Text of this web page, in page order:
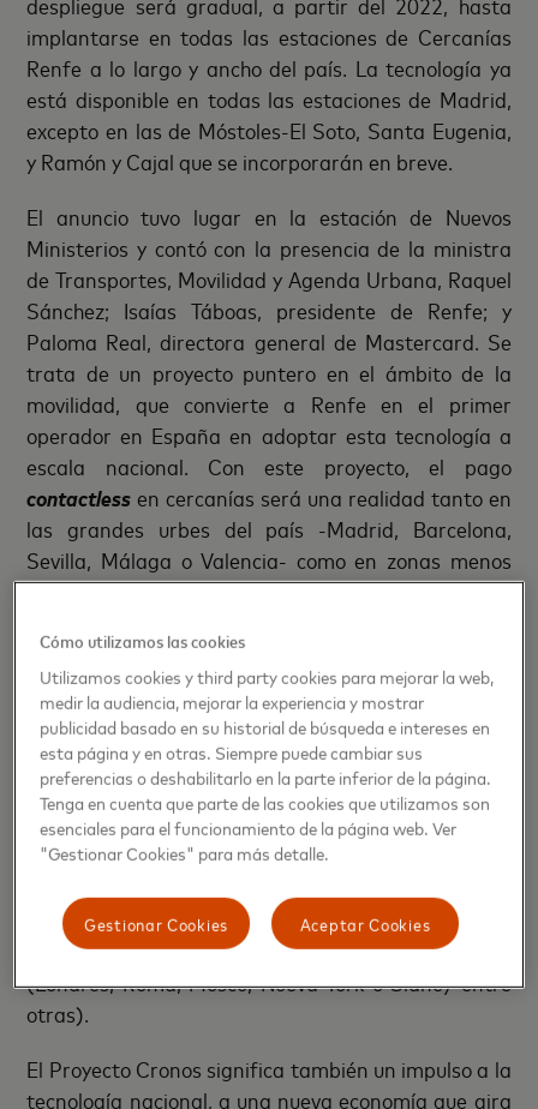
implantarse en todas las estaciones de Cercanías
Renfe a lo largo y ancho del país. La tecnología ya
está disponible en todas las estaciones de Madrid,
excepto en las de Móstoles-El Soto, Santa Eugenia,
y Ramón y Cajal que se incorporarán en breve.
El anuncio tuvo lugar en la estación de Nuevos
Ministerios y contó con la presencia de la ministra
de Transportes, Movilidad y Agenda Urbana, Raquel
Sánchez; Isaías Táboas, presidente de Renfe; y
Paloma Real, directora general de Mastercard. Se
trata de un proyecto puntero en el ámbito de la
movilidad, que convierte a Renfe en el primer
operador en España en adoptar esta tecnología a
escala nacional. Con este proyecto, el pago
contactless en cercanías será una realidad tanto en
las grandes urbes del país -Madrid, Barcelona,
Sevilla, Málaga o Valencia- como en zonas menos
pobladas, donde este servicio público vertebra los
Impulso a la digitalización, la sostenibilidad y el
turismo
La tecnología EMVcontactlessse ha convertido en
un eje clave para fomentar el uso del transporte
público, mejorar la competitividad turística de
nuestras áreas urbanas, mantener la seguridad
sostenible e inclusiva. Es por ello que más de 300
ciudades en todo el mundo han adaptado su uso
(Londres, Roma, Moscú, Nueva York o Sídney entre
otras).
El Proyecto Cronos significa también un impulso a la
tecnología nacional, a una nueva economía que gira
Cómo utilizamos las cookies
Utilizamos cookies y third party cookies para mejorar la web,
medir la audiencia, mejorar la experiencia y mostrar
publicidad basado en su historial de búsqueda e intereses en
esta página y en otras. Siempre puede cambiar sus
preferencias o deshabilitarlo en la parte inferior de la página.
Tenga en cuenta que parte de las cookies que utilizamos son
esenciales para el funcionamiento de la página web. Ver
"Gestionar Cookies" para más detalle.
Aceptar Cookies
Gestionar Cookies